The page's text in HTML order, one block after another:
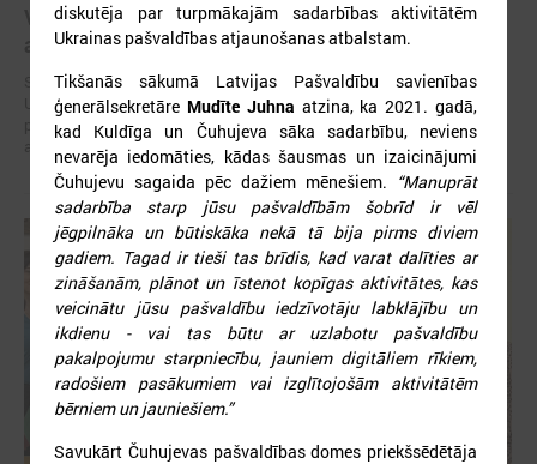
Ventspils Digitālais centrs organizēs bezmaksas
apmācības Ukrainas bērniem un jauniešiem
SIF programmā “Kultūrorientācijas kursi un iekļaušanās pasākumi
Ukrainas civiliedzīvotājiem” realizēs projektu “Tehnoloģijas vieno”, kas
palīdzēs Ukrainas bērniem un jauniešiem apgūt latviešu valodu
aizraujošā veidā, izmantojot tehnoloģijas.
diskutēja par turpmākajām sadarbības aktivitātēm
Ukrainas pašvaldības atjaunošanas atbalstam.
Tikšanās sākumā Latvijas Pašvaldību savienības
ģenerālsekretāre Mudīte Juhna atzina, ka 2021. gadā,
kad Kuldīga un Čuhujeva sāka sadarbību, neviens
nevarēja iedomāties, kādas šausmas un izaicinājumi
Čuhujevu sagaida pēc dažiem mēnešiem. “Manuprāt
sadarbība starp jūsu pašvaldībām šobrīd ir vēl
jēgpilnāka un būtiskāka nekā tā bija pirms diviem
gadiem. Tagad ir tieši tas brīdis, kad varat dalīties ar
zināšanām, plānot un īstenot kopīgas aktivitātes, kas
veicinātu jūsu pašvaldību iedzīvotāju labklājību un
ikdienu - vai tas būtu ar uzlabotu pašvaldību
pakalpojumu starpniecību, jauniem digitāliem rīkiem,
radošiem pasākumiem vai izglītojošām aktivitātēm
bērniem un jauniešiem.”
Savukārt Čuhujevas pašvaldības domes priekšsēdētāja